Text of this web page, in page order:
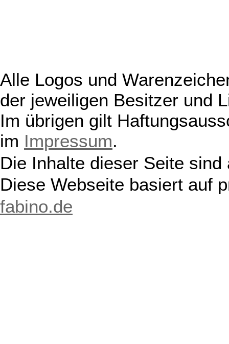
Alle Logos und
der jeweiligen Besitzer und
Im übrigen gilt
im Impressum.
Die Inhalte dieser Seite
Diese Webseite basiert auf
fabino.de